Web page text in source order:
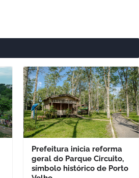
Prefeitura inicia reforma
geral do Parque Circuito,
símbolo histórico de Porto